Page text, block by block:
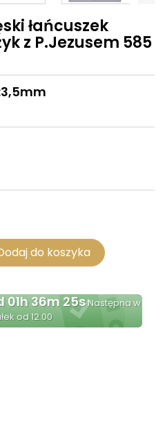
łańcuszek
z P.Jezusem 585
do koszyka
01h 36m 25sNastępna w
od 12.00